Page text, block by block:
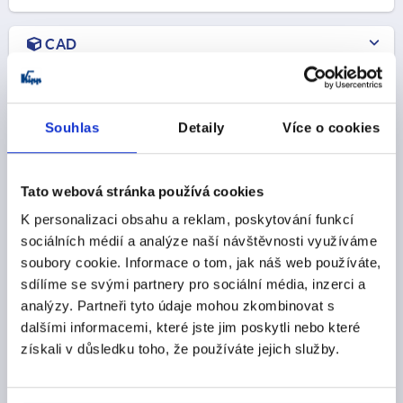
Souhlas Detaily Více o cookies
Tato webová stránka používá cookies
K personalizaci obsahu a reklam, poskytování funkcí
sociálních médií a analýze naší návštěvnosti využíváme
soubory cookie. Informace o tom, jak náš web používáte,
sdílíme se svými partnery pro sociální média, inzerci a
analýzy. Partneři tyto údaje mohou zkombinovat s
dalšími informacemi, které jste jim poskytli nebo které
získali v důsledku toho, že používáte jejich služby.
CAD
Discover our product range
K2279